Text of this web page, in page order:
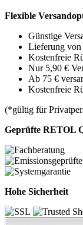
Flexible
Günstige
Lieferung von
Kostenfreie
Nur 5,90 €
Ab 75 €
Kostenfreie
(*gültig für
Geprüfte RETOL
Hohe Sicherheit